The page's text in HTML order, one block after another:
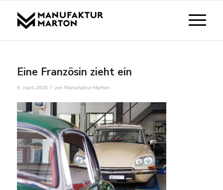
Eine Französin zieht ein
9. April 2020 / von Manufaktur Marton